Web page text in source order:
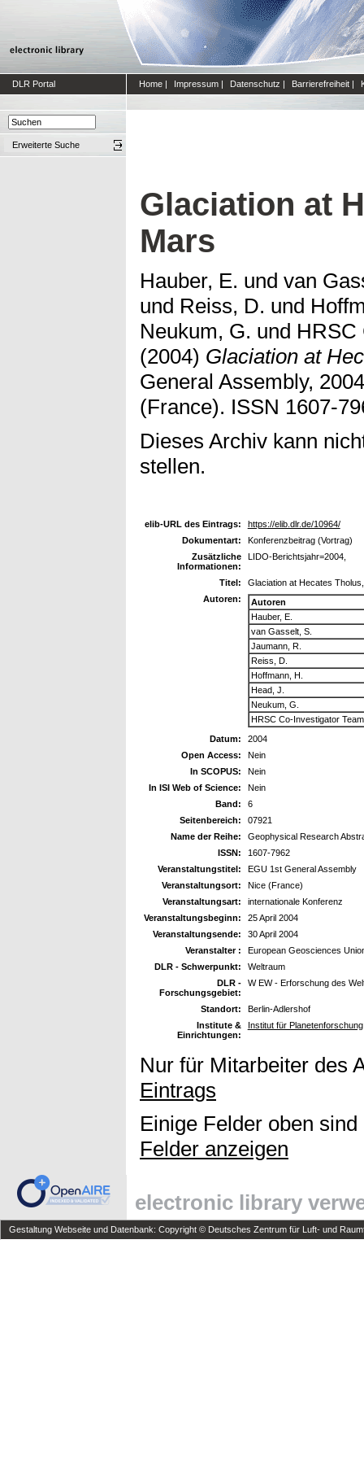
DLR Portal Home | Impressum | Datenschutz | Barrierefreiheit |
Erweiterte Suche
Glaciation at
Mars
Hauber, E. und van
und Reiss, D. und
Neukum, G. und HRSC
(2004) Glaciation at
General Assembly,
(France). ISSN 1607-
Dieses Archiv kann
stellen.
elib-URL des Eintrags:
https://elib.dlr.de/10964/
Dokumentart:
Konferenzbeitrag (Vortrag)
Zusätzliche
Informationen:
LIDO-Berichtsjahr=2004,
Titel:
Glaciation at Hecates
Autoren:
Autoren
Hauber, E.
van Gasselt, S.
Jaumann, R.
Reiss, D.
Hoffmann, H.
Head, J.
Neukum, G.
HRSC Co-Investigator
Datum:
2004
Open Access:
Nein
In SCOPUS:
Nein
In ISI Web of Science:
Nein
Band:
6
Seitenbereich:
07921
Name der Reihe:
Geophysical Research
ISSN:
1607-7962
Veranstaltungstitel:
EGU 1st General Assembly
Veranstaltungsort:
Nice (France)
Veranstaltungsart:
internationale Konferenz
Veranstaltungsbeginn:
25 April 2004
Veranstaltungsende:
30 April 2004
Veranstalter :
European Geosciences
DLR - Schwerpunkt:
Weltraum
DLR -
Forschungsgebiet:
W EW - Erforschung des
Standort:
Berlin-Adlershof
Institute &
Einrichtungen:
Institut für Planetenforschung
Nur für Mitarbeiter des
Eintrags
Einige Felder oben
Felder anzeigen
electronic library
Gestaltung Webseite und Datenbank: Copyright © Deutsches Zentrum für Luft- und